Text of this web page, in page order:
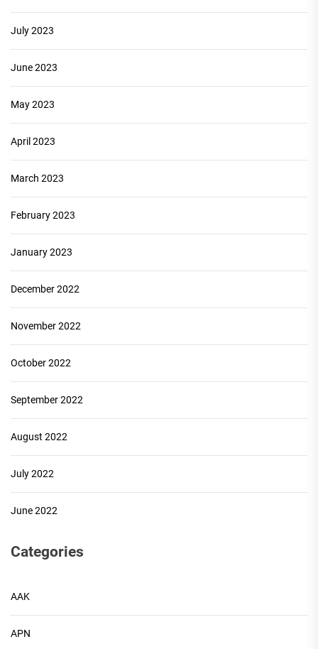
July 2023
June 2023
May 2023
April 2023
March 2023
February 2023
January 2023
December 2022
November 2022
October 2022
September 2022
August 2022
July 2022
June 2022
Categories
AAK
APN